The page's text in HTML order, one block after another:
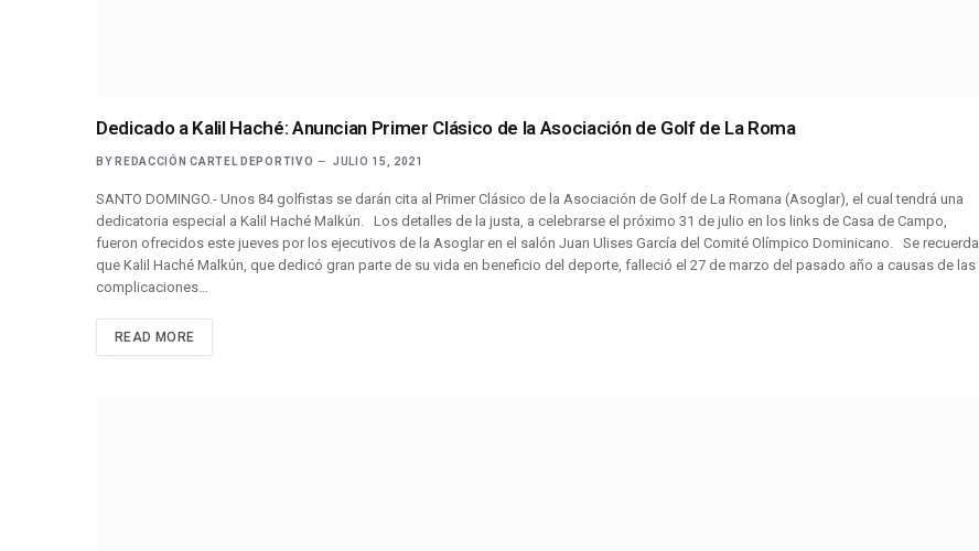
Dedicado a Kalil Haché: Anuncian Primer Clásico de la Asociación de Golf de La Roma
BY REDACCIÓN CARTEL DEPORTIVO JULIO 15, 2021
SANTO DOMINGO.- Unos 84 golfistas se darán cita al Primer Clásico de la Asociación de Golf de La Romana (Asoglar), el cual tendrá una
dedicatoria especial a Kalil Haché Malkún. Los detalles de la justa, a celebrarse el próximo 31 de julio en los links de Casa de Campo,
fueron ofrecidos este jueves por los ejecutivos de la Asoglar en el salón Juan Ulises García del Comité Olímpico Dominicano. Se recuerda
que Kalil Haché Malkún, que dedicó gran parte de su vida en beneficio del deporte, falleció el 27 de marzo del pasado año a causas de las
complicaciones…
READ MORE